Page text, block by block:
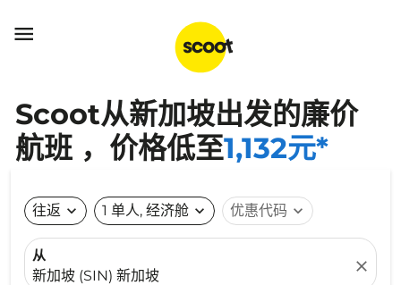

Scoot从新加坡出发的廉价
航班 ，价格低至1,132元*
往返 expand_more 1 单人, 经济舱 expand_more 优惠代码 expand_more
从
新加坡 (SIN) 新加坡
close